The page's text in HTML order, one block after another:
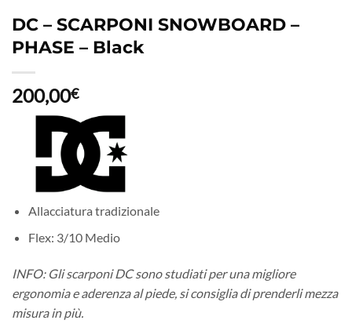
DC – SCARPONI SNOWBOARD –
PHASE – Black
200,00€
Allacciatura tradizionale
Flex: 3/10 Medio
INFO: Gli scarponi DC sono studiati per una migliore
ergonomia e aderenza al piede, si consiglia di prenderli mezza
misura in più.